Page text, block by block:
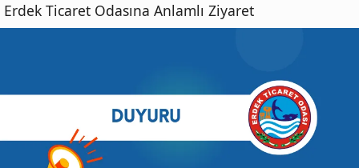
Erdek Ticaret Odasına Anlamlı Ziyaret